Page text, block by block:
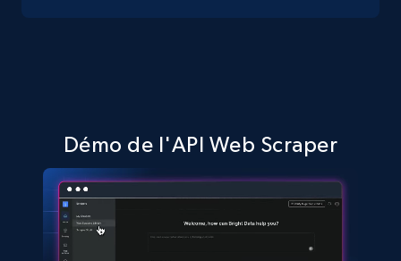
URL, Title, Available, Description, Currency, Initial
price, Final price, Discount percent, and more.
5.4K+ Essai gratuit
Démo de l'API Web Scraper